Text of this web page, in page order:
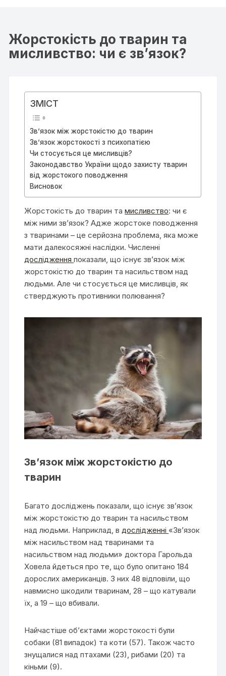
Жорстокість до тварин та
мисливство: чи є зв’язок?
ЗМІСТ
Зв’язок між жорстокістю до тварин
Зв’язок жорстокості з психопатією
Чи стосується це мисливців?
Законодавство України щодо захисту тварин
від жорстокого поводження
Висновок
Жорстокість до тварин тамисливство: чи є
між ними зв’язок? Адже жорстоке поводження
з тваринами – це серйозна проблема, яка може
мати далекосяжні наслідки. Численні
дослідженняпоказали, що існує зв’язок між
жорстокістю до тварин та насильством над
людьми. Але чи стосується це мисливців, як
стверджують противники полювання?
Зв’язок між жорстокістю до
тварин
Багато досліджень показали, що існує зв’язок
між жорстокістю до тварин та насильством
над людьми. Наприклад, вдослідженні «Зв’язок
між насильством над тваринами та
насильством над людьми» доктора Гарольда
Ховела йдеться про те, що було опитано 184
дорослих американців. З них 48 відповіли, що
навмисно шкодили тваринам, 28 – що катували
їх, а 19 – що вбивали.
Найчастіше об’єктами жорстокості були
собаки (81 випадок) та коти (57). Також часто
знущалися над птахами (23), рибами (20) та
кіньми (9).